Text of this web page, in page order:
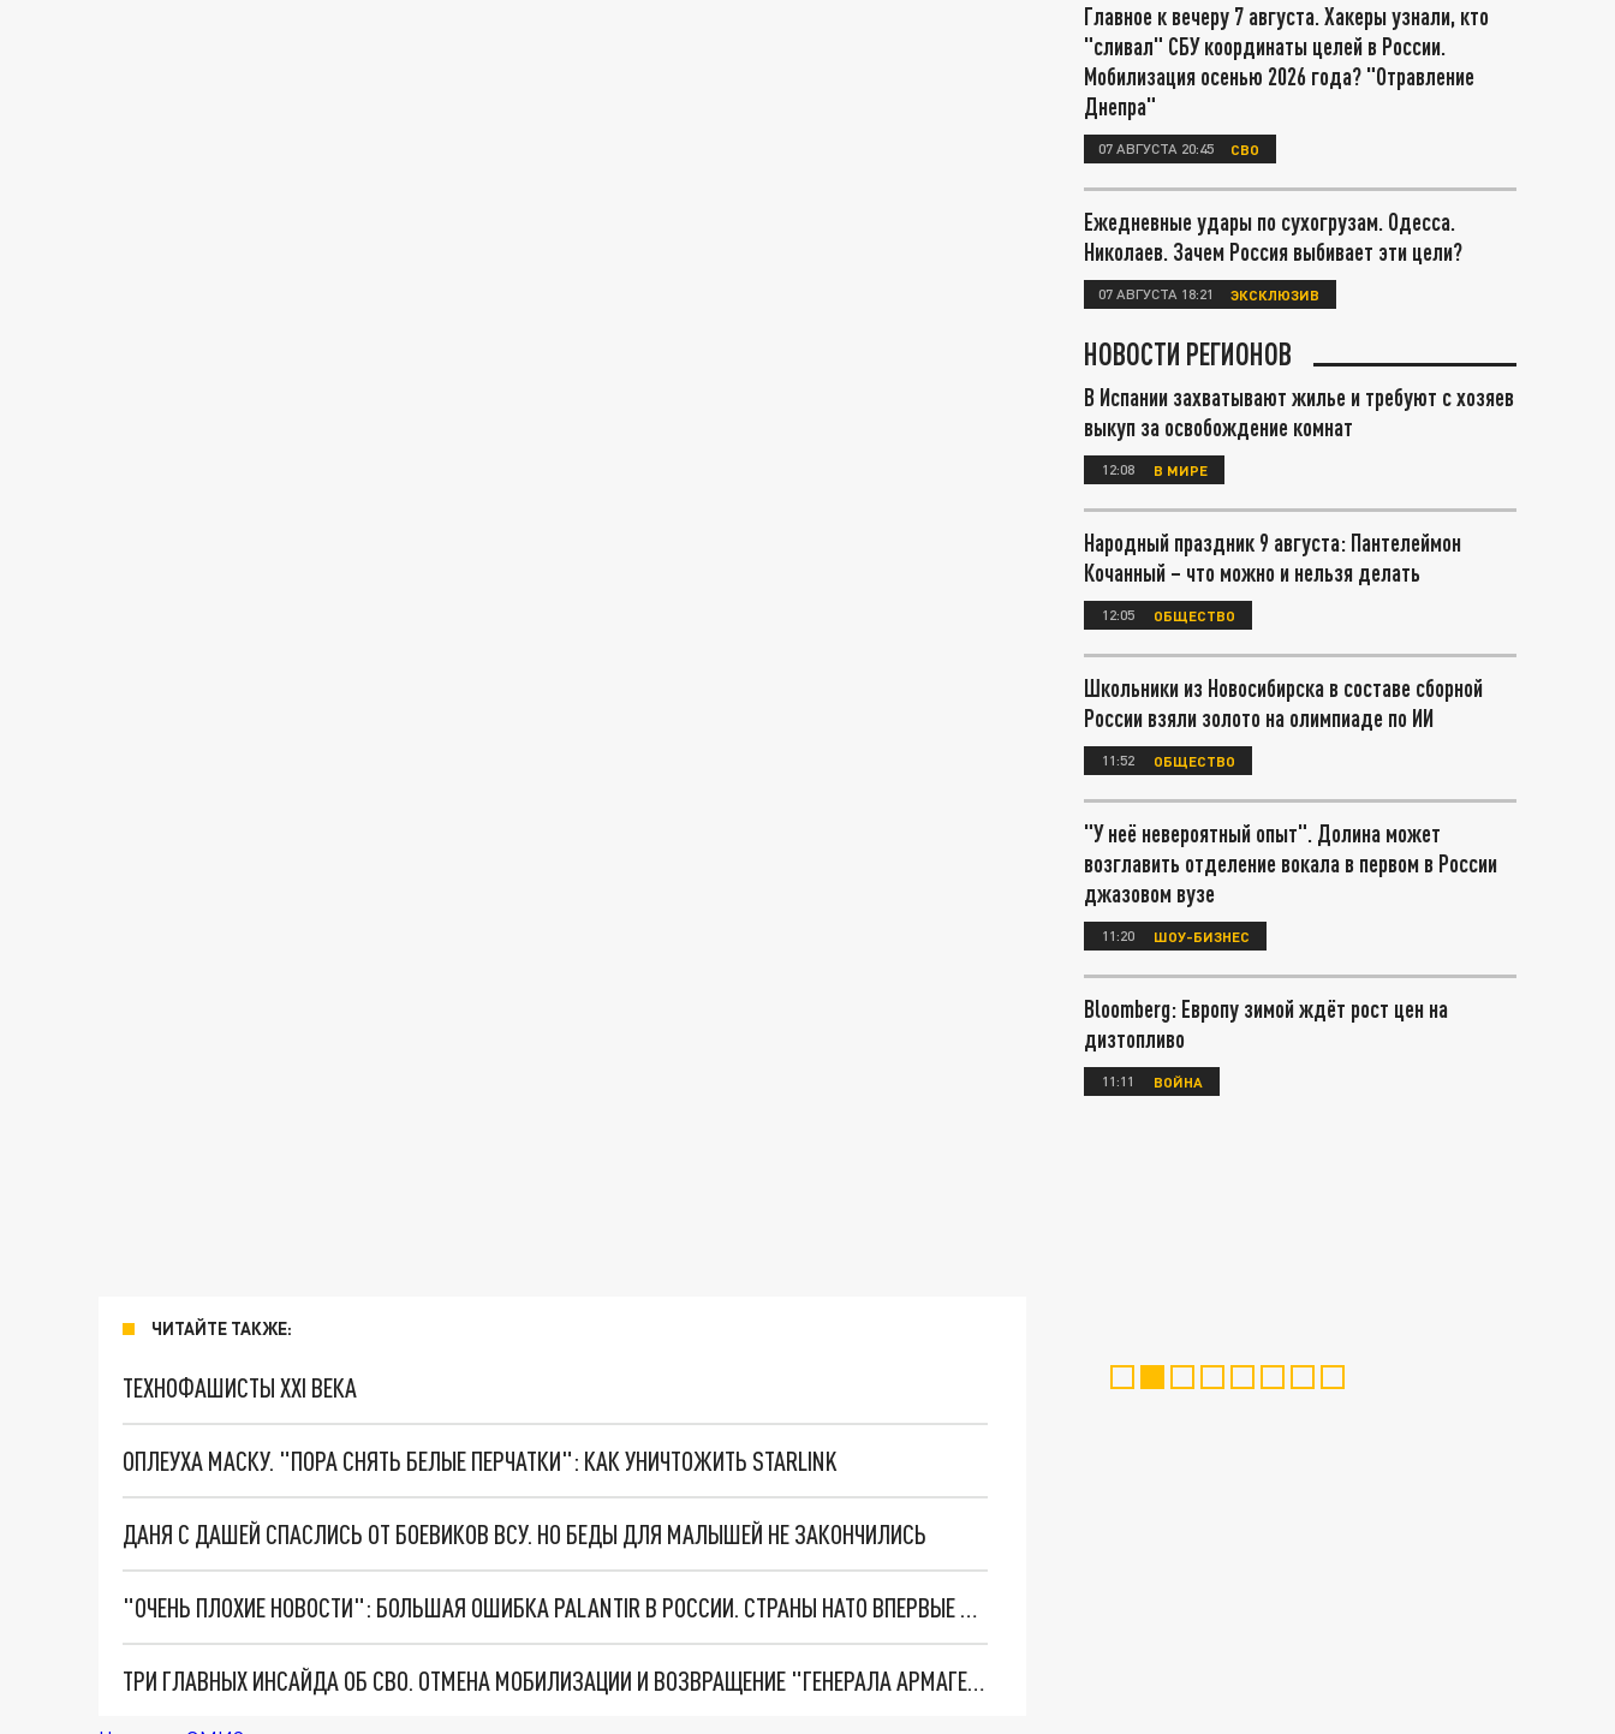
ЧИТАЙТЕ ТАКЖЕ:
ТЕХНОФАШИСТЫ XXI ВЕКА
ОПЛЕУХА МАСКУ. "ПОРА СНЯТЬ БЕЛЫЕ ПЕРЧАТКИ": КАК УНИЧТОЖИТЬ STARLINK
ДАНЯ С ДАШЕЙ СПАСЛИСЬ ОТ БОЕВИКОВ ВСУ. НО БЕДЫ ДЛЯ МАЛЫШЕЙ НЕ ЗАКОНЧИЛИСЬ
"ОЧЕНЬ ПЛОХИЕ НОВОСТИ": БОЛЬШАЯ ОШИБКА PALANTIR В РОССИИ. СТРАНЫ НАТО ВПЕРВЫЕ ЗА СВО ОСТАНОВИЛИ ПОСТАВКИ ОРУЖИЯ. ВСУ ТЕРЯЮТ ПРИГРАНИЧЬЕ?
ТРИ ГЛАВНЫХ ИНСАЙДА ОБ СВО. ОТМЕНА МОБИЛИЗАЦИИ И ВОЗВРАЩЕНИЕ "ГЕНЕРАЛА АРМАГЕДДОНА"? ОТЛИЧНЫЕ НОВОСТИ, КОТОРЫЕ ЖДАЛИ ВСЕ
Главное к вечеру 7 августа. Хакеры узнали, кто
"сливал" СБУ координаты целей в России.
Мобилизация осенью 2026 года? "Отравление
Днепра"
07 АВГУСТА 20:45 СВО
Ежедневные удары по сухогрузам. Одесса.
Николаев. Зачем Россия выбивает эти цели?
07 АВГУСТА 18:21 ЭКСКЛЮЗИВ
НОВОСТИ РЕГИОНОВ
В Испании захватывают жилье и требуют с хозяев
выкуп за освобождение комнат
12:08 В МИРЕ
Народный праздник 9 августа: Пантелеймон
Кочанный – что можно и нельзя делать
12:05 ОБЩЕСТВО
Школьники из Новосибирска в составе сборной
России взяли золото на олимпиаде по ИИ
11:52 ОБЩЕСТВО
"У неё невероятный опыт". Долина может
возглавить отделение вокала в первом в России
джазовом вузе
11:20 ШОУ-БИЗНЕС
Bloomberg: Европу зимой ждёт рост цен на
дизтопливо
11:11 ВОЙНА